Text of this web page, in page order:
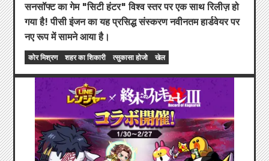
सनसॉफ्ट का गेम "सिटी हंटर" विश्व स्तर पर एक साथ रिलीज़ हो
गया है! पीसी इंजन का यह प्रसिद्ध संस्करण नवीनतम हार्डवेयर पर
नए रूप में सामने आया है।
कोर मिश्रण शहर का शिकारी त्सुकासा होजो खेल